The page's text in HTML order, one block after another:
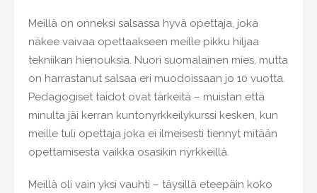
Meillä on onneksi salsassa hyvä opettaja, joka
näkee vaivaa opettaakseen meille pikku hiljaa
tekniikan hienouksia. Nuori suomalainen mies, mutta
on harrastanut salsaa eri muodoissaan jo 10 vuotta.
Pedagogiset taidot ovat tärkeitä – muistan että
minulta jäi kerran kuntonyrkkeilykurssi kesken, kun
meille tuli opettaja joka ei ilmeisesti tiennyt mitään
opettamisesta vaikka osasikin nyrkkeillä.
Meillä oli vain yksi vauhti – täysillä eteepäin koko